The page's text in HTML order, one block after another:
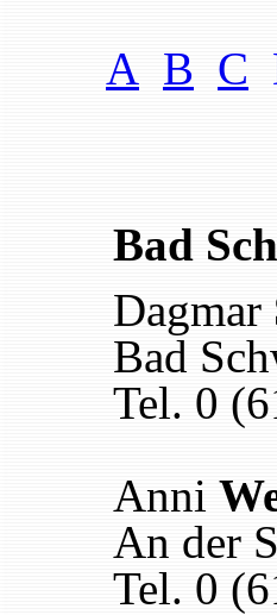
A B C
Bad
Dagmar
Bad
Tel. 0
Anni
An der
Tel. 0